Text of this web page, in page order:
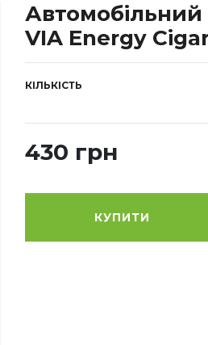
VIA Energy
КІЛЬКІСТЬ
430 грн
КУПИТИ